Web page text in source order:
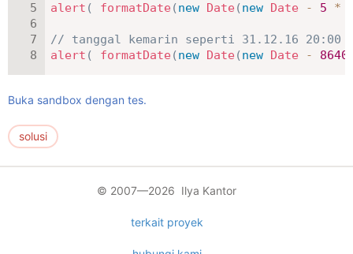
alert ( formatDate (new Date (new Date - 5 *
// tanggal kemarin seperti 31.12.16 20:00
alert ( formatDate (new Date (new Date -
Buka sandbox dengan tes.
solusi
© 2007—2026 Ilya Kantor
terkait proyek